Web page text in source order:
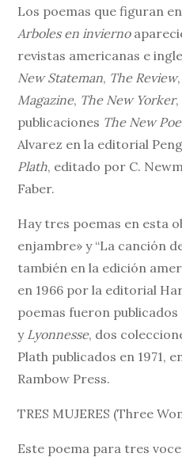
Los poemas que figuran
Arboles en invierno
revistas americanas e
New Stateman, The Review,
Magazine, The New Yorker
publicaciones The New
Alvarez en la editorial
Plath, editado por C.
Faber.
Hay tres poemas en esta
enjambre» y “La canción
también en la edición
en 1966 por la editorial
poemas fueron publicados
y Lyonnesse, dos
Plath publicados en 1971,
Rambow Press.
TRES MUJERES (Three
Este poema para tres